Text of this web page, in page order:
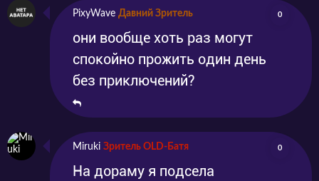
PixyWave Давний Зритель 0
они вообще хоть раз могут
спокойно прожить один день
без приключений?
Miruki Зритель OLD-Батя 0
На дораму я подсела